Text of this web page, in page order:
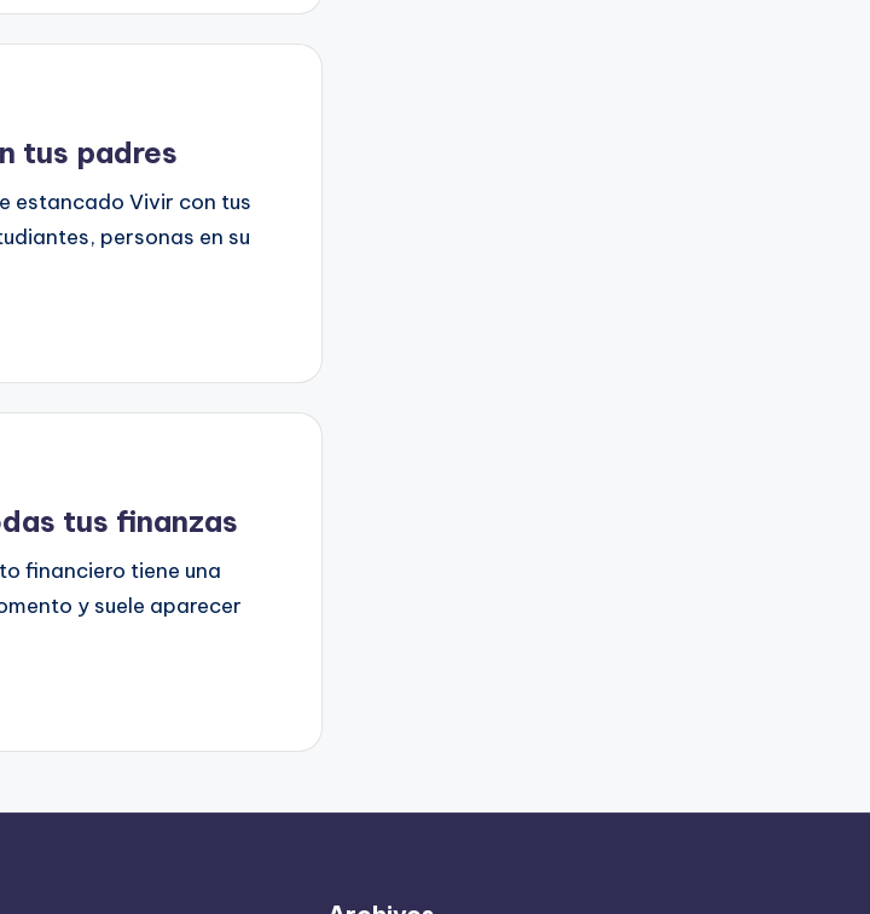
tus padres
estancado Vivir con tus
personas en su
tus finanzas
financiero tiene una
y suele aparecer